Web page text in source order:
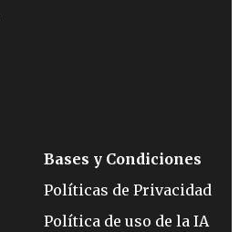
Bases y Condiciones
Políticas de Privacidad
Política de uso de la IA